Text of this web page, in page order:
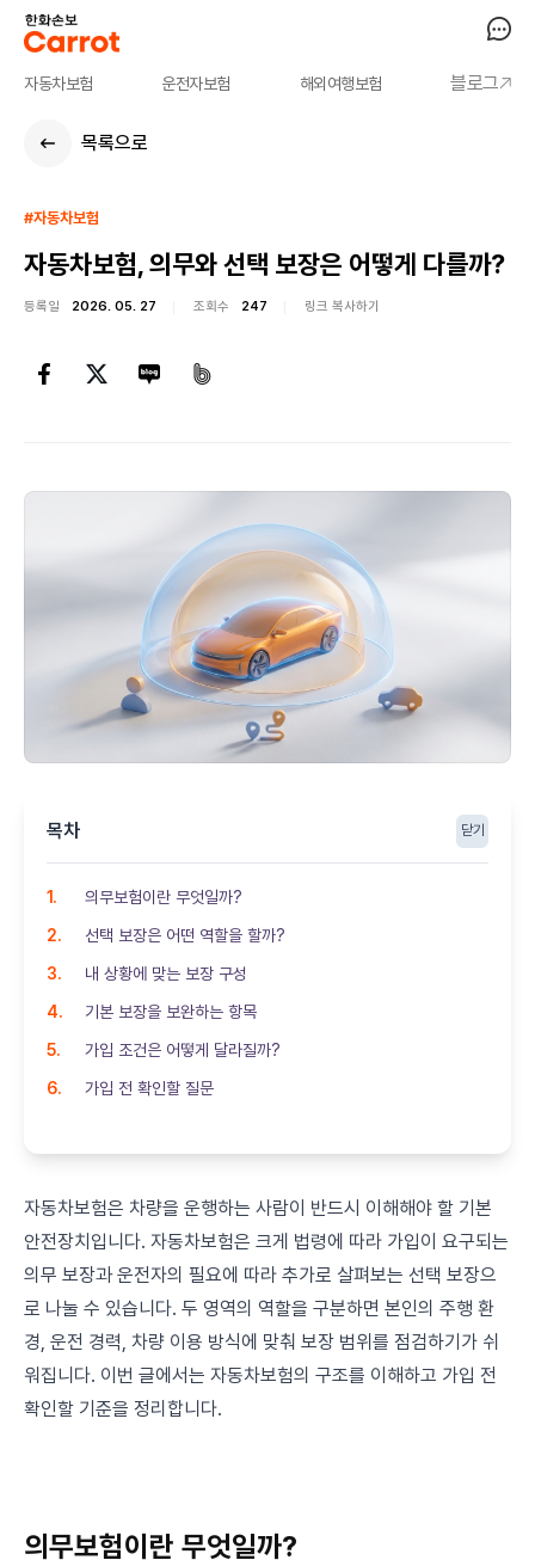
자동차보험 운전자보험 해외여행보험 블로그
목록으로
#자동차보험
자동차보험, 의무와 선택 보장은 어떻게 다를까?
등록일 2026. 05. 27 조회수 247 링크 복사하기
목차 닫기
의무보험이란 무엇일까?
선택 보장은 어떤 역할을 할까?
내 상황에 맞는 보장 구성
기본 보장을 보완하는 항목
가입 조건은 어떻게 달라질까?
가입 전 확인할 질문
자동차보험은 차량을 운행하는 사람이 반드시 이해해야 할 기본
안전장치입니다. 자동차보험은 크게 법령에 따라 가입이 요구되는
의무 보장과 운전자의 필요에 따라 추가로 살펴보는 선택 보장으
로 나눌 수 있습니다. 두 영역의 역할을 구분하면 본인의 주행 환
경, 운전 경력, 차량 이용 방식에 맞춰 보장 범위를 점검하기가 쉬
워집니다. 이번 글에서는 자동차보험의 구조를 이해하고 가입 전
확인할 기준을 정리합니다.
의무보험이란 무엇일까?